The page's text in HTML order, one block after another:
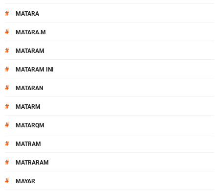
# MATARA
# MATARA.M
# MATARAM
# MATARAM INI
# MATARAN
# MATARM
# MATARQM
# MATRAM
# MATRARAM
# MAYAR